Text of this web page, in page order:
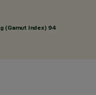
(Gamut Index) 94